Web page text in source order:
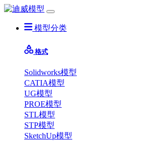
模型分类
格式
Solidworks模型
CATIA模型
UG模型
PROE模型
STL模型
STP模型
SketchUp模型